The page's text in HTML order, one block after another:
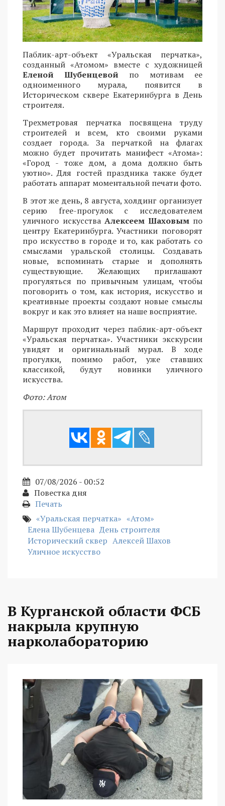
Паблик-арт-объект «Уральская перчатка»,
созданный «Атомом» вместе с художницей
Еленой Шубенцевой по мотивам ее
одноименного мурала, появится в
Историческом сквере Екатеринбурга в День
строителя.
Трехметровая перчатка посвящена труду
строителей и всем, кто своими руками
создает города. За перчаткой на флагах
можно будет прочитать манифест «Атома»:
«Город - тоже дом, а дома должно быть
уютно». Для гостей праздника также будет
работать аппарат моментальной печати фото.
В этот же день, 8 августа, холдинг организует
серию free-прогулок с исследователем
уличного искусства Алексеем Шаховым по
центру Екатеринбурга. Участники поговорят
про искусство в городе и то, как работать со
смыслами уральской столицы. Создавать
новые, вспоминать старые и дополнять
существующие. Желающих приглашают
прогуляться по привычным улицам, чтобы
поговорить о том, как история, искусство и
креативные проекты создают новые смыслы
вокруг и как это влияет на наше восприятие.
Маршрут проходит через паблик-арт-объект
«Уральская перчатка». Участники экскурсии
увидят и оригинальный мурал. В ходе
прогулки, помимо работ, уже ставших
классикой, будут новинки уличного
искусства.
Фото: Атом
07/08/2026 - 00:52
Повестка дня
Печать
«Уральская перчатка» «Атом»
Елена Шубенцева День строителя
Исторический сквер Алексей Шахов
Уличное искусство
В Курганской области ФСБ
накрыла крупную
нарколабораторию